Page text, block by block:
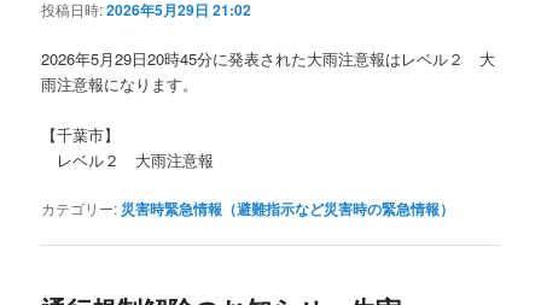
投稿日時:2026年5月29日 21:02
2026年5月29日20時45分に発表された大雨注意報はレベル２ 大
雨注意報になります。
【千葉市】
レベル２ 大雨注意報
カテゴリー: 災害時緊急情報（避難指示など災害時の緊急情報）